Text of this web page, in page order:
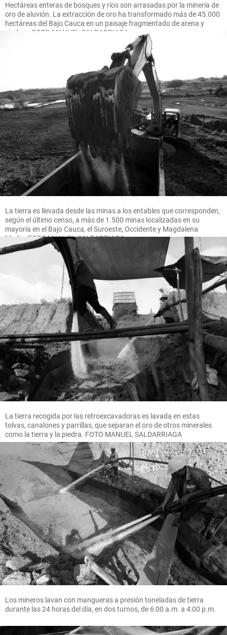
Hectáreas enteras de bosques y ríos son arrasadas por la minería de
oro de aluvión. La extracción de oro ha transformado más de 45.000
hectáreas del Bajo Cauca en un paisaje fragmentado de arena y
piedras. FOTO MANUEL SALDARRIAGA
La tierra es llevada desde las minas a los entables que corresponden,
según el último censo, a más de 1.500 minas localizadas en su
mayoría en el Bajo Cauca, el Suroeste, Occidente y Magdalena
Medio. FOTO MANUEL SALDARRIAGA
La tierra recogida por las retroexcavadoras es lavada en estas
tolvas, canalones y parrillas, que separan el oro de otros minerales
como la tierra y la piedra. FOTO MANUEL SALDARRIAGA
Los mineros lavan con mangueras a presión toneladas de tierra
durante las 24 horas del día, en dos turnos, de 6:00 a.m. a 4:00 p.m.